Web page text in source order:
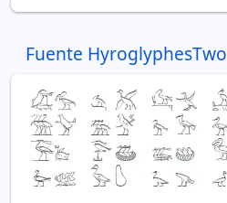
Fuente HyroglyphesTwo